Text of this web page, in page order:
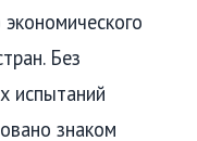
Без
испытаний
знаком